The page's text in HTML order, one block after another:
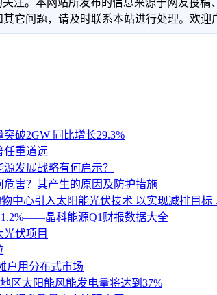
它问题，请及时联系本站进行处理。欢迎
破2GW 同比增长29.3%
任重道远
发展战略有何启示？
害？其产生的原因及防护措施
中心引入太阳能光伏技术 以实现减排目标
晶科能源Q1财报数据大全
光伏项目
户用分布式市场
区太阳能风能发电量将达到37%